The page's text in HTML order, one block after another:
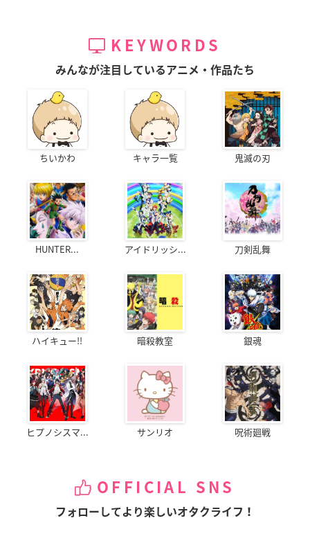
KEYWORDS
みんなが注目しているアニメ・作品たち
ちいかわ キャラ一覧 鬼滅の刃
HUNTER... アイドリッシ... 刀剣乱舞
ハイキュー!! 暗殺教室 銀魂
ヒプノシスマ... サンリオ 呪術廻戦
OFFICIAL SNS
フォローしてより楽しいオタクライフ！